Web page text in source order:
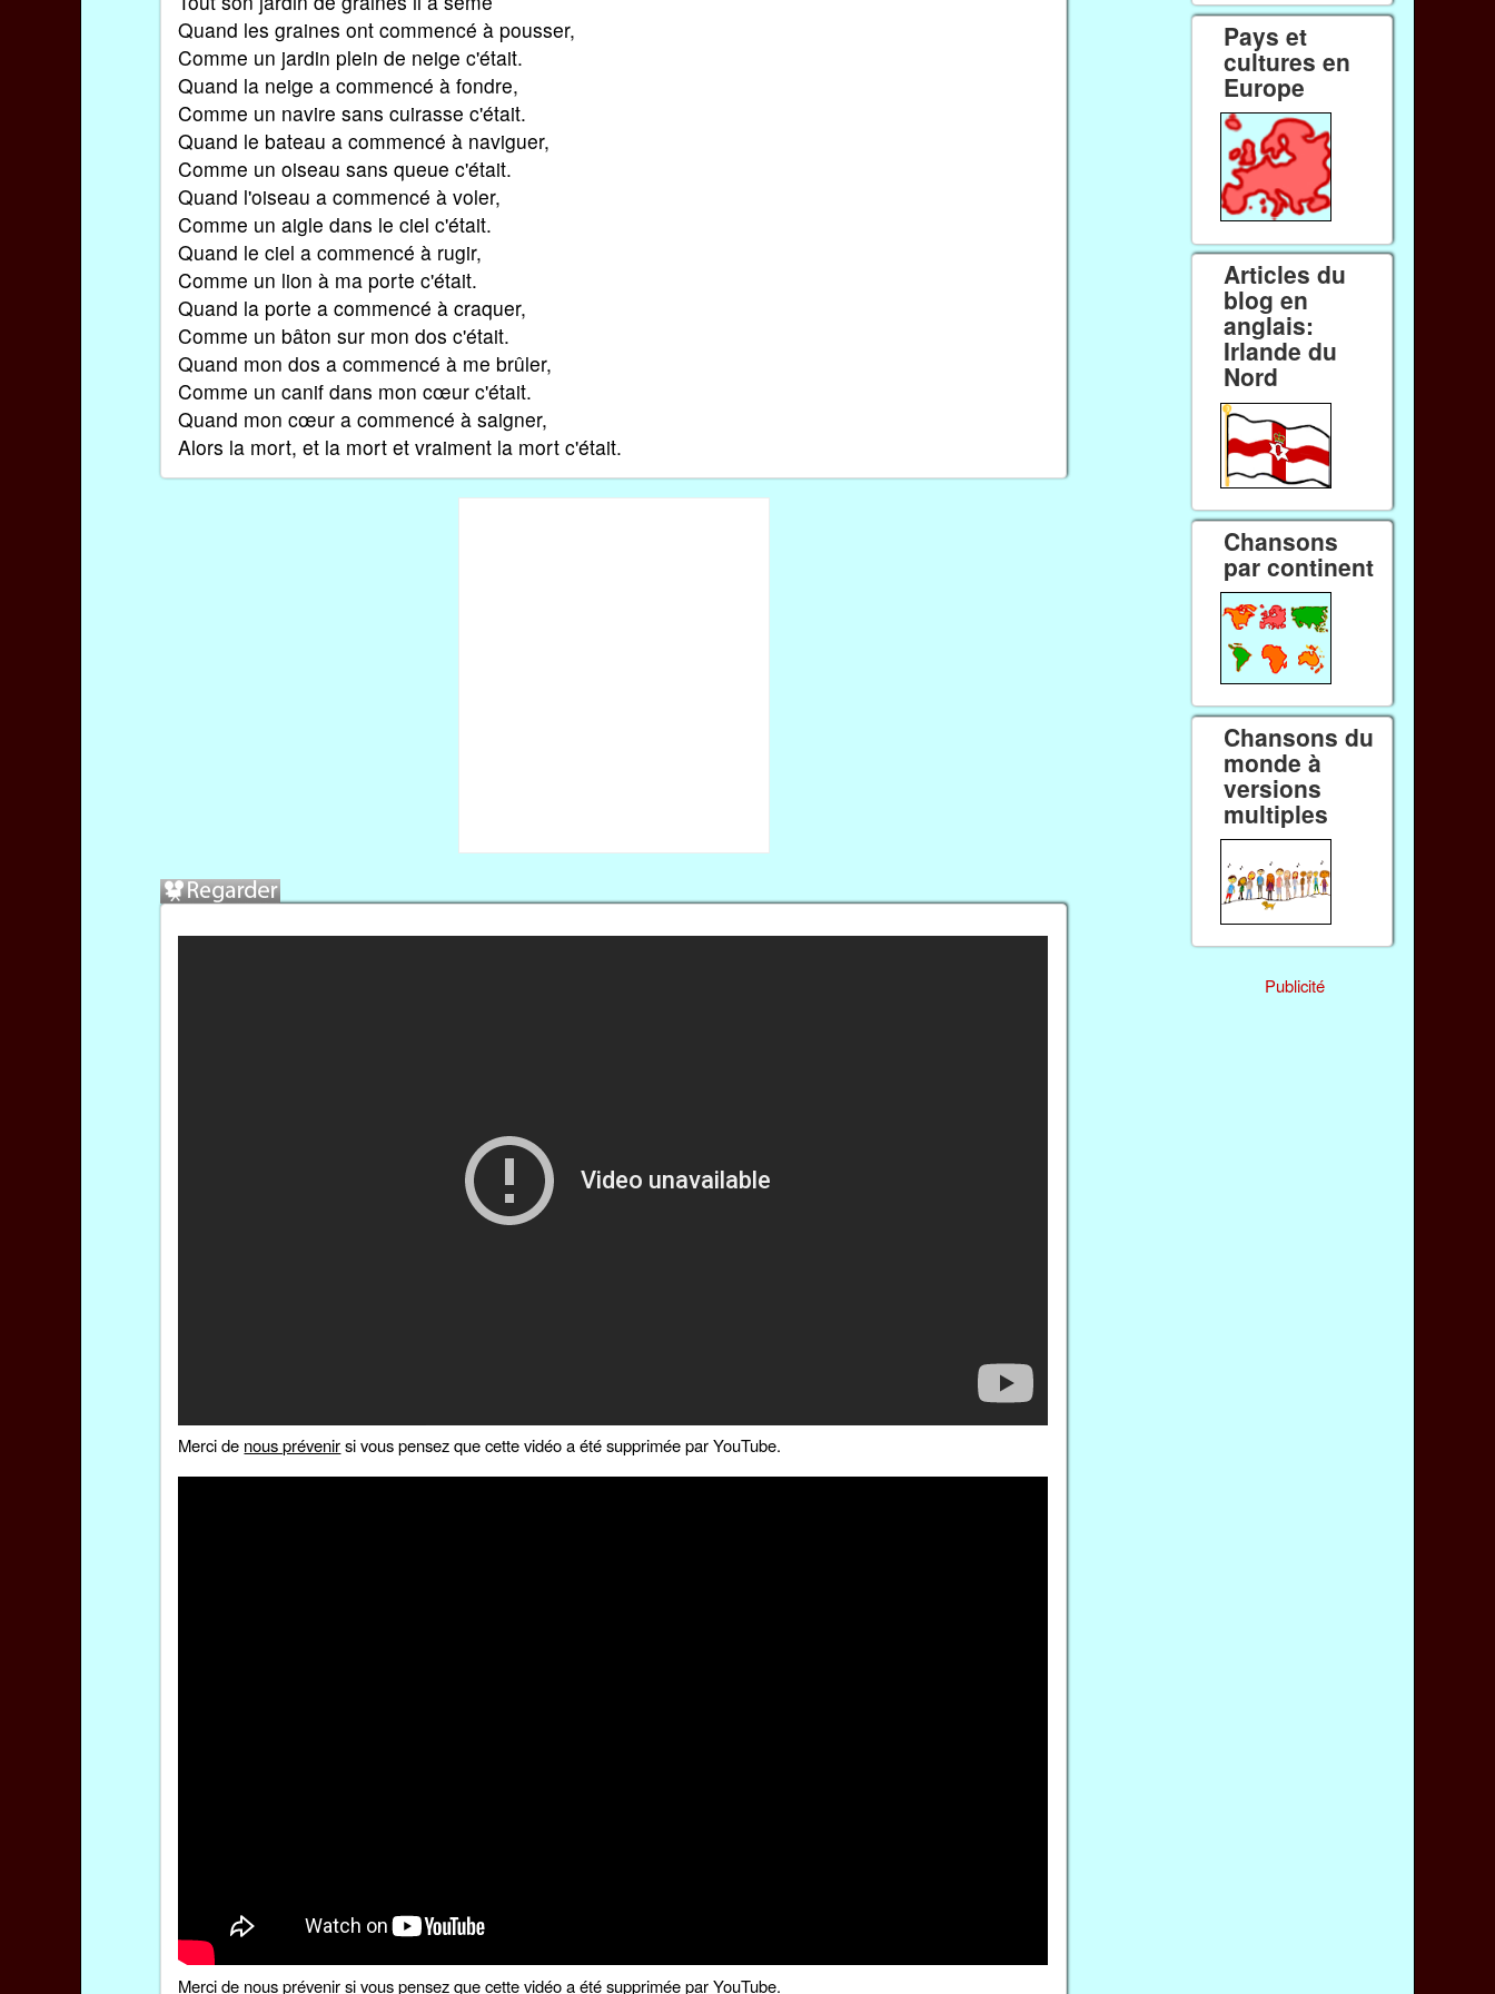
Quand les graines ont commencé à pousser,
Comme un jardin plein de neige c'était.
Quand la neige a commencé à fondre,
Comme un navire sans cuirasse c'était.
Quand le bateau a commencé à naviguer,
Comme un oiseau sans queue c'était.
Quand l'oiseau a commencé à voler,
Comme un aigle dans le ciel c'était.
Quand le ciel a commencé à rugir,
Comme un lion à ma porte c'était.
Quand la porte a commencé à craquer,
Comme un bâton sur mon dos c'était.
Quand mon dos a commencé à me brûler,
Comme un canif dans mon cœur c'était.
Quand mon cœur a commencé à saigner,
Alors la mort, et la mort et vraiment la mort c'était.
Merci de nous prévenirsi vous pensez que cette vidéo a été supprimée par YouTube.
Merci de nous prévenirsi vous pensez que cette vidéo a été supprimée par YouTube.
Pays et
cultures en
Europe
Articles du
blog en
anglais:
Irlande du
Nord
Chansons
par continent
Chansons du
monde à
versions
multiples
Publicité